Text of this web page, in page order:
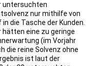
untersuchten
nur mithilfe von
die Tasche der Kunden.
hätten eine zu geringe
(im Vorjahr
die reine Solvenz ohne
ist laut der